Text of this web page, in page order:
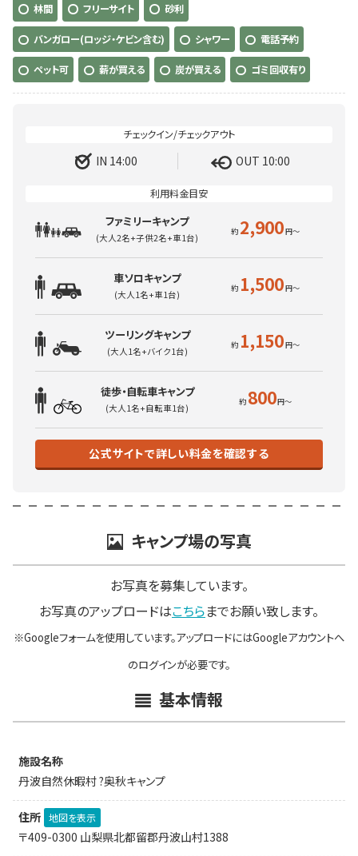
林間 フリーサイト 砂利
バンガロー(ロッジ・ケビン含む) シャワー 電話予約
ペット可 薪が買える 炭が買える ゴミ回収有り
IN 14:00 OUT 10:00
ファミリーキャンプ
(大人2名+子供2名+車1台) 2,900
車ソロキャンプ
(大人1名+車1台) 1,500
ツーリングキャンプ
(大人1名+バイク1台) 1,150
徒歩・自転車キャンプ
(大人1名+自転車1台) 800
公式サイトで詳しい料金を確認する
キャンプ場の写真
お写真を募集しています。
お写真のアップロードはこちらまでお願い致します。
※Googleフォームを使用しています。アップロードにはGoogleアカウントへ
のログインが必要です。
基本情報
施設名称
丹波自然休暇村 ?奥秋キャンプ
住所 地図を表示
〒409-0300 山梨県北都留郡丹波山村1388